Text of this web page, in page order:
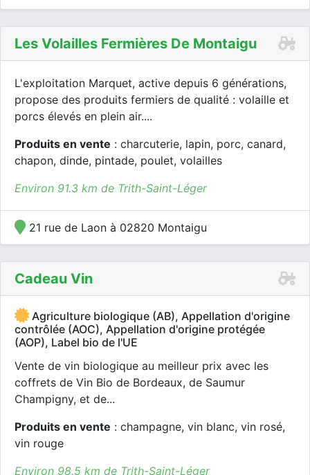
Les Volailles Fermières De Montaigu
L'exploitation Marquet, active depuis 6 générations,
propose des produits fermiers de qualité : volaille et
porcs élevés en plein air....
Produits en vente : charcuterie, lapin, porc, canard,
chapon, dinde, pintade, poulet, volailles
Environ 91.3 km de Trith-Saint-Léger
21 rue de Laon à 02820 Montaigu
Cadeau Vin
Agriculture biologique (AB), Appellation d'origine
contrôlée (AOC), Appellation d'origine protégée
(AOP), Label bio de l'UE
Vente de vin biologique au meilleur prix avec les
coffrets de Vin Bio de Bordeaux, de Saumur
Champigny, et de...
Produits en vente : champagne, vin blanc, vin rosé,
vin rouge
Environ 98.5 km de Trith-Saint-Léger